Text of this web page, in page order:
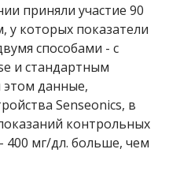
приняли участие 90
у которых показатели
способами - с
и стандартным
данные,
Senseonics, в
контрольных
400 мг/дл. больше, чем